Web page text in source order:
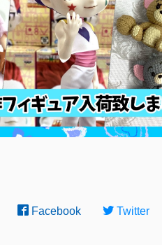
Facebook Twitter